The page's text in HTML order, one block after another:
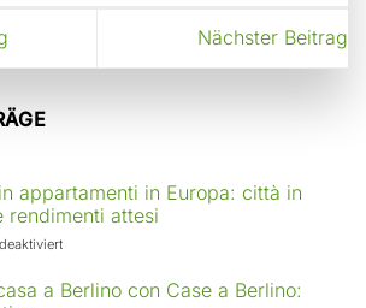
Nächster Beitrag
appartamenti in Europa: città in
rendimenti attesi
für
in
a Berlino con Case a Berlino: